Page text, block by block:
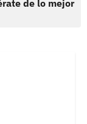
de lo mejor